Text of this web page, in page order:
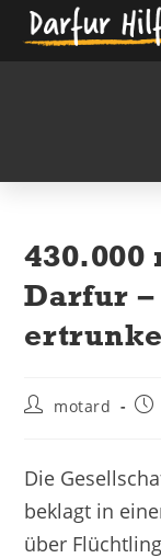
Darfur
motard
Die
beklagt in
über